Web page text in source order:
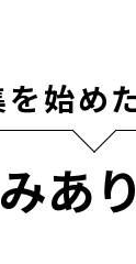
始め
あ